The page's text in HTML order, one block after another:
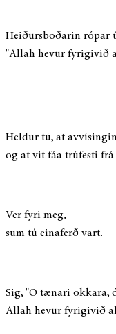
Heiðursboðarin rópar
"Allah hevur fyrigivið
Heldur tú, at
og at vit fáa trúfesti
Ver fyri meg,
sum tú einaferð vart.
Sig, "O tænari okkara,
Allah hevur fyrigivið